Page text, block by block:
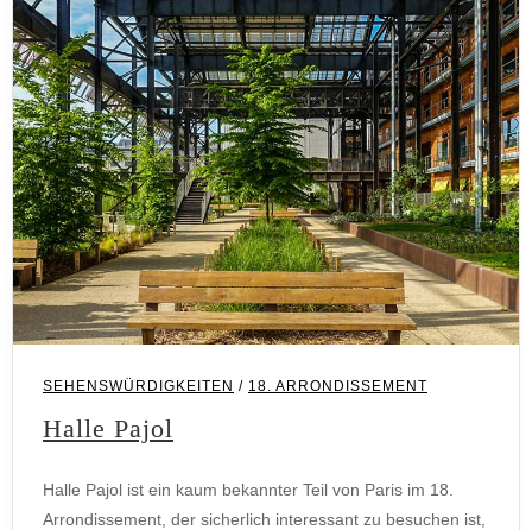
18. Arrondissement
SEHENSWÜRDIGKEITEN / 18. ARRONDISSEMENT
Halle Pajol
Halle Pajol ist ein kaum bekannter Teil von Paris im 18.
Arrondissement, der sicherlich interessant zu besuchen ist,